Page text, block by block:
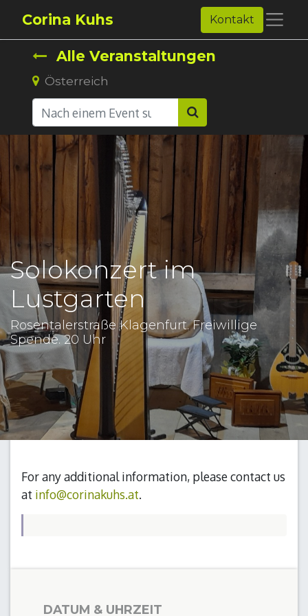
Corina Kuhs Kontakt
Alle Veranstaltungen
Österreich
Solokonzert im
Lustgarten
Rosentalerstraße Klagenfurt. Freiwillige
Spende. 20 Uhr
For any additional information, please contact us
at info@corinakuhs.at.
DATUM & UHRZEIT